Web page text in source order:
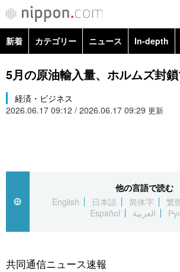
カテゴリー
新着 カテゴリー ニュース In-depth
政治・外交
経済・ビジネス
5月の原油輸入量、ホルムズ封
経済・ビジネス
2026.06.17 09:12 / 2026.06.17 09:29 更新
他の言語で読む
English
日本語 简体字 繁
Español
العربية
共同通信ニュース速報